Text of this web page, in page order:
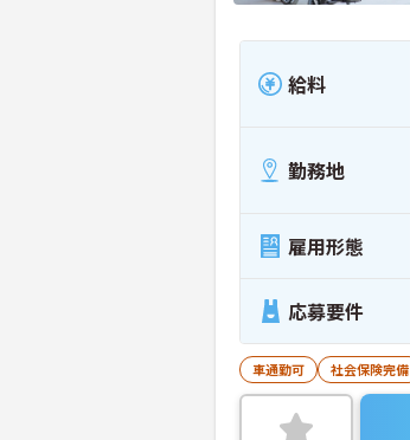
給料
勤務地
雇用形態
応募要件
車通勤可 社会保険完備